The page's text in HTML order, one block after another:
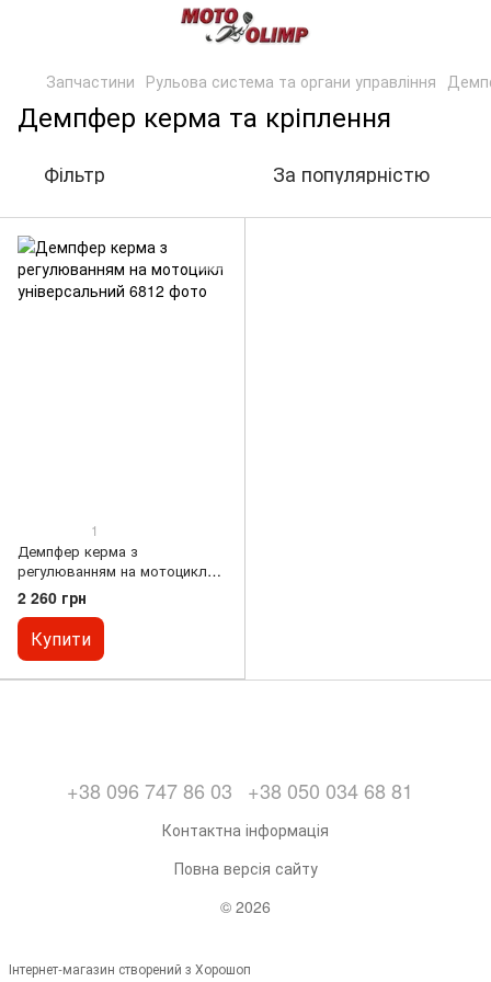
Запчастини Рульова система та органи управління
Демпфер керма та кріплення
Фільтр За популярністю
1
Демпфер керма з
регулюванням на мотоцикл
універсальний
2 260 грн
Купити
+38 096 747 86 03 +38 050 034 68 81
Контактна інформація
Повна версія сайту
© 2026
Інтернет-магазин створений з Хорошоп